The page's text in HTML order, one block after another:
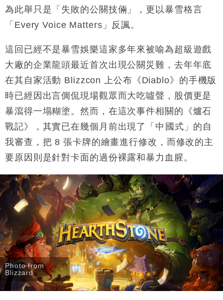
13:44
財經｜內地7月美元計價出口增近24%勝預期 貿易順
差達1125億美元
12:44
財經｜日本春季三度入市撐日圓 4月單日斥6.28萬億
11:12
國際｜特朗普料美伊戰事快結束 承認部分彈藥庫存緊
張
15:59
財經｜SA售股自救後再出手 斥4億美元押注未上市公
為此舉只是「失敗的公關技倆」，更以暴雪格言
「Every Voice Matters」反諷。
這回已經不是暴雪娛樂這家多年來被喻為超級遊戲
大廠的企業龍頭最近首次出現公關災難，去年年底
在其自家活動 Blizzcon 上公布《Diablo》的手機版
時已經因出言倜侃現場觀眾而大吃噓聲，股價更是
暴瀉得一塌糊塗。然而，在這次事件相關的《爐石
戰記》，其實已在幾個月前出現了「中國式」的自
我審查，把 8 張卡牌的繪畫進行修改，而修改的主
要原因則是針對卡面的過份裸露和暴力血腥。
Photo from
Blizzard